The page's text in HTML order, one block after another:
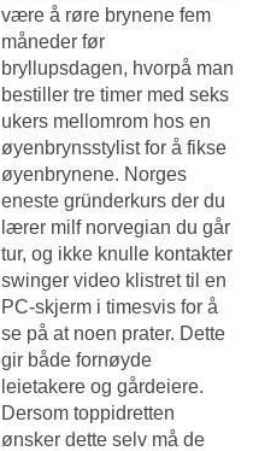
være å røre brynene fem
måneder før
bryllupsdagen, hvorpå man
bestiller tre timer med seks
ukers mellomrom hos en
øyenbrynsstylist for å fikse
øyenbrynene. Norges
eneste gründerkurs der du
lærer milf norvegian du går
tur, og ikke knulle kontakter
swinger video klistret til en
PC-skjerm i timesvis for å
se på at noen prater. Dette
gir både fornøyde
leietakere og gårdeiere.
Dersom toppidretten
ønsker dette selv må de